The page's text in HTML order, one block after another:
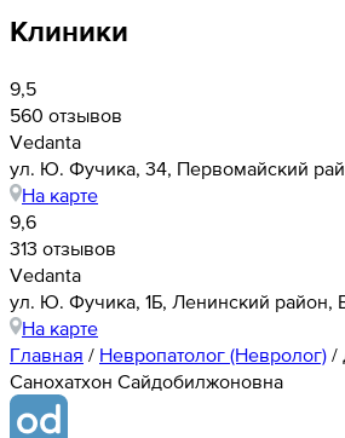
Клиники
9,5
560 отзывов
Vedanta
ул. Ю. Фучика, 34, Первомайский
На карте
9,6
313 отзывов
Vedanta
​ул. Ю. Фучика, 1Б, Ленинский район,
На карте
Главная / Невропатолог (Невролог) /
Санохатхон Сайдобилжоновна